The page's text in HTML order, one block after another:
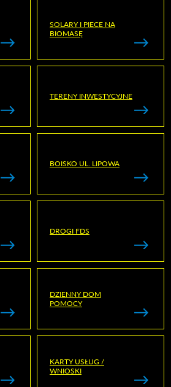
SOLARY I PIECE NA
BIOMASĘ
TERENY INWESTYCYJNE
BOISKO UL. LIPOWA
DROGI FDS
DZIENNY DOM
POMOCY
KARTY USŁUG /
WNIOSKI